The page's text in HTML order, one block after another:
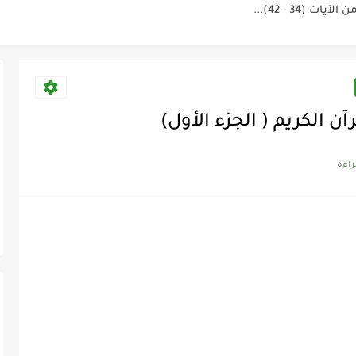
الكريم ( الجزء الأول)